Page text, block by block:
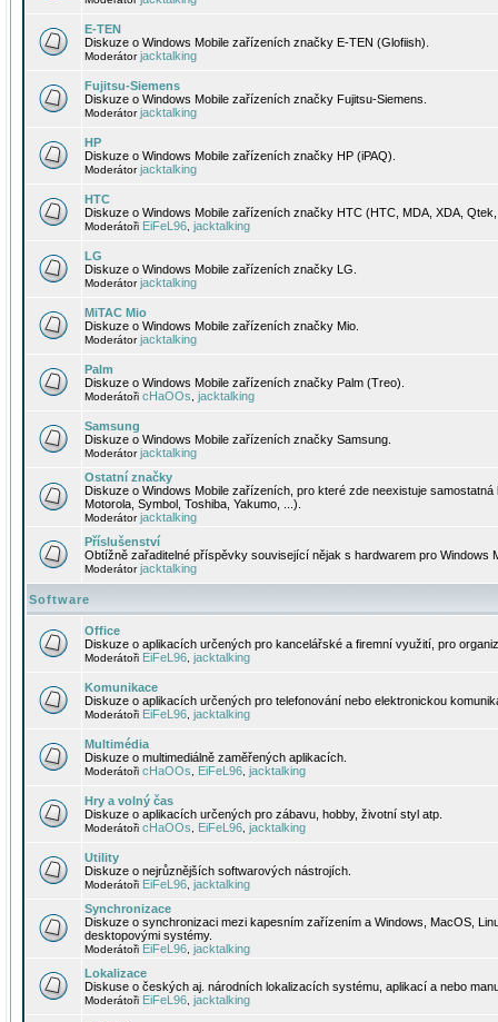
E-TEN
Diskuze o Windows Mobile zařízeních značky E-TEN (Glofiish).
Moderátorjacktalking
Fujitsu-Siemens
Diskuze o Windows Mobile zařízeních značky Fujitsu-Siemens.
Moderátorjacktalking
HP
Diskuze o Windows Mobile zařízeních značky HP (iPAQ).
Moderátorjacktalking
HTC
Diskuze o Windows Mobile zařízeních značky HTC (HTC, MDA, XDA,
Moderátoři EiFeL96 jacktalking
LG
Diskuze o Windows Mobile zařízeních značky LG.
Moderátorjacktalking
MiTAC Mio
Diskuze o Windows Mobile zařízeních značky Mio.
Moderátorjacktalking
Palm
Diskuze o Windows Mobile zařízeních značky Palm (Treo).
Moderátoři cHaOOs jacktalking
Samsung
Diskuze o Windows Mobile zařízeních značky Samsung.
Moderátorjacktalking
Ostatní značky
Diskuze o Windows Mobile zařízeních, pro které zde neexistuje
Motorola, Symbol, Toshiba, Yakumo, ...).
Moderátorjacktalking
Příslušenství
Obtížně zařaditelné příspěvky související nějak s hardwarem pro Windows
Moderátorjacktalking
Software
Office
Diskuze o aplikacích určených pro kancelářské a firemní využití, pro
Moderátoři EiFeL96 jacktalking
Komunikace
Diskuze o aplikacích určených pro telefonování nebo elektronickou
Moderátoři EiFeL96 jacktalking
Multimédia
Diskuze o multimediálně zaměřených aplikacích.
Moderátoři cHaOOs EiFeL96 jacktalking
Hry a volný čas
Diskuze o aplikacích určených pro zábavu, hobby, životní styl atp.
Moderátoři cHaOOs EiFeL96 jacktalking
Utility
Diskuze o nejrůznějších softwarových nástrojích.
Moderátoři EiFeL96 jacktalking
Synchronizace
Diskuze o synchronizaci mezi kapesním zařízením a Windows, MacOS,
desktopovými systémy.
Moderátoři EiFeL96 jacktalking
Lokalizace
Diskuse o českých aj. národních lokalizacích systému, aplikací a nebo
Moderátoři EiFeL96 jacktalking